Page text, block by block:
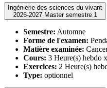
Ingénierie des sciences du vivant
2026-2027 Master semestre 1
Semestre: Automne
Forme de l'examen:
Matière examinée:
Cours: 3 Heure(s) hebdo
Exercices: 2 Heure(s)
Type: optionnel